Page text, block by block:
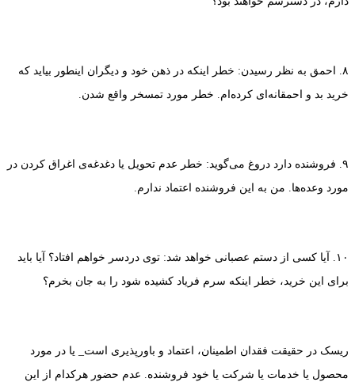
۸. احمق به نظر رسیدن: خطر اینکه در ذهن خود و دیگران اینطور بیاید که
خرید بد و احمقانه‌ای کرده‌ام. خطر مورد تمسخر واقع شدن.
۹. فروشنده دارد دروغ می‌گوید: خطر عدم تحویل یا دغدغه‌ی اغراق کردن در
مورد وعده‌ها. من به این فروشنده اعتماد ندارم.
۱۰. آیا کسی از دستم عصبانی خواهد شد: توی دردسر خواهم افتاد؟ آیا باید
برای این خرید، خطر اینکه سرم فریاد کشیده شود را به جان بخرم؟
ریسک در حقیقت فقدان اطمینان، اعتماد و باورپذیری است_ یا در مورد
محصول یا خدمات یا شرکت یا خود فروشنده. عدم حضور هرکدام از این